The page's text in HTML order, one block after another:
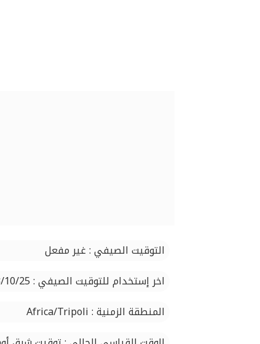
التوقيت الصيفي : غير مفعل
اخر إستخدام للتوقيت الصيفي : 2013/10/25
المنطقة الزمنية : Africa/Tripoli